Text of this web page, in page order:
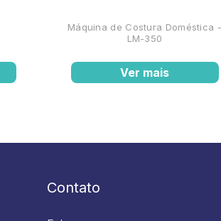
Máquina de Costura Doméstica -
LM-350
Ver mais
Contato